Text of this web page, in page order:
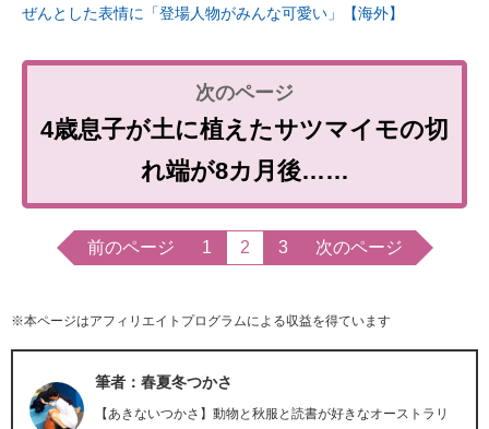
ぜんとした表情に「登場人物がみんな可愛い」【海外】
4歳息子が土に植えたサツマイモの切
れ端が8カ月後……
前のページ 1 2 3 次のページ
※本ページはアフィリエイトプログラムによる収益を得ています
筆者：春夏冬つかさ
【あきないつかさ】動物と秋服と読書が好きなオーストラリ